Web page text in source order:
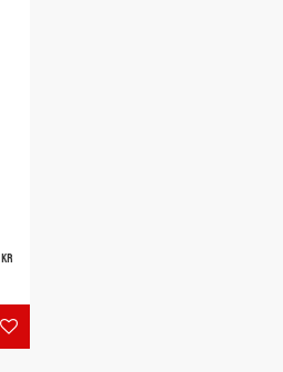
KR
Lägg till i favoriter